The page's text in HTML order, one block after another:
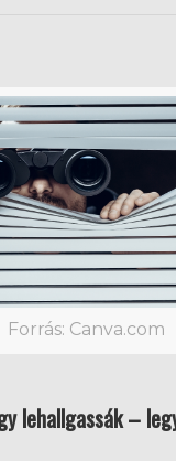
Forrás: Canva.com
lehallgassák –